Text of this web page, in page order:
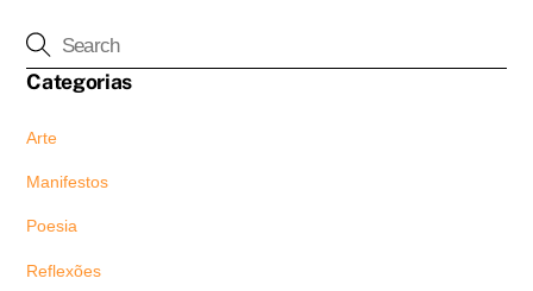
Categorias
Arte
Manifestos
Poesia
Reflexões